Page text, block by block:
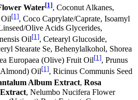
Water[1], Coconut Alkanes,
Oil[1], Coco Caprylate/Caprate, Isoamyl
Olive Acids Glycerides,
Oil[1], Cetearyl Glucoside,
Stearate Se, Behenylalkohol, Shorea
Europaea (Olive) Fruit Oil[1], Prunus
Oil[1], Ricinus Communis Seed
Album Extract, Rosa
, Nelumbo Nucifera Flower